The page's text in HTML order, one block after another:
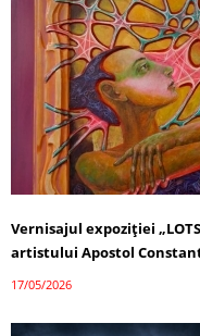
Vernisajul expoziției
artistului Apostol
17/05/2026